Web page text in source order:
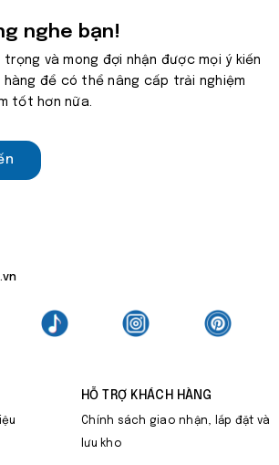
nghe bạn!
và mong đợi nhận được mọi ý kiến
để có thể nâng cấp trải nghiệm
tốt hơn nữa.
HỖ TRỢ KHÁCH HÀNG
Chính sách giao nhận, lắp đặt và
lưu kho